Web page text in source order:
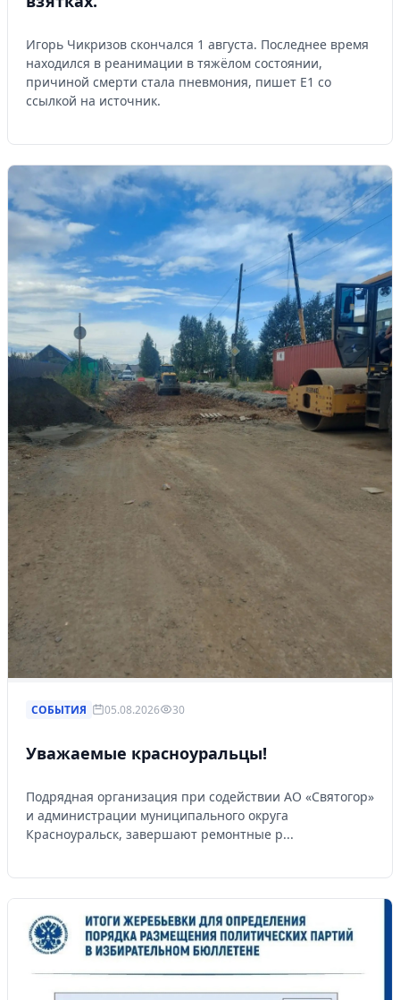
Игорь Чикризов скончался 1 августа. Последнее время
находился в реанимации в тяжёлом состоянии,
причиной смерти стала пневмония, пишет Е1 со
ссылкой на источник.
СОБЫТИЯ 05.08.2026 30
Уважаемые красноуральцы!
Подрядная организация при содействии АО «Святогор»
и администрации муниципального округа
Красноуральск, завершают ремонтные р...